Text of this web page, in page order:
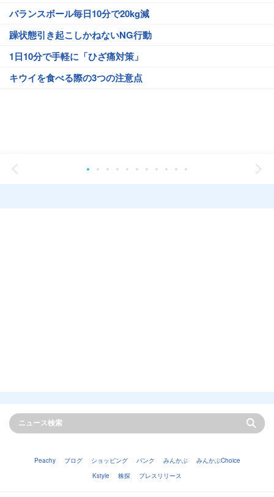
バランスボール毎日10分で20kg減
躁状態引き起こしかねないNG行動
1日10分で手軽に「ひざ痛対策」
キウイを食べる際の3つの注意点
Peachy ブログ ショッピング バンク みんかぶ
みんかぶChoice
Kstyle
株探 プレスリリース